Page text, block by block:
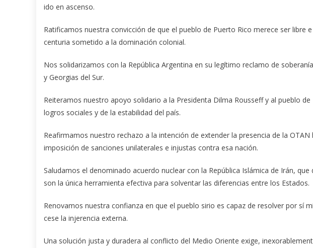
ido en ascenso.
Ratificamos nuestra convicción de que el pueblo de Puerto Rico merece ser libre
centuria sometido a la dominación colonial.
Nos solidarizamos con la República Argentina en su legítimo reclamo de
y Georgias del Sur.
Reiteramos nuestro apoyo solidario a la Presidenta Dilma Rousseff y al pueblo
logros sociales y de la estabilidad del país.
Reafirmamos nuestro rechazo a la intención de extender la presencia de la
imposición de sanciones unilaterales e injustas contra esa nación.
Saludamos el denominado acuerdo nuclear con la República Islámica de Irán,
son la única herramienta efectiva para solventar las diferencias entre los Estados.
Renovamos nuestra confianza en que el pueblo sirio es capaz de resolver por sí
cese la injerencia externa.
Una solución justa y duradera al conflicto del Medio Oriente exige,